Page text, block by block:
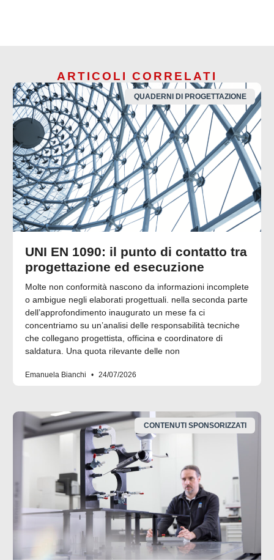
ARTICOLI CORRELATI
QUADERNI DI PROGETTAZIONE
UNI EN 1090: il punto di contatto tra
progettazione ed esecuzione
Molte non conformità nascono da informazioni incomplete
o ambigue negli elaborati progettuali. nella seconda parte
dell’approfondimento inaugurato un mese fa ci
concentriamo su un’analisi delle responsabilità tecniche
che collegano progettista, officina e coordinatore di
saldatura. Una quota rilevante delle non
Emanuela Bianchi 24/07/2026
CONTENUTI SPONSORIZZATI